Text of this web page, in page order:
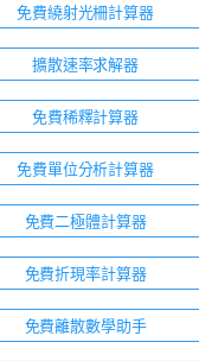
免費繞射光柵計算器
擴散速率求解器
免費稀釋計算器
免費單位分析計算器
免費二極體計算器
免費折現率計算器
免費離散數學助手